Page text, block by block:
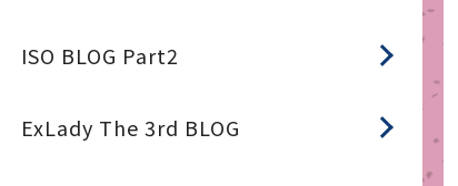
ISO BLOG Part2
ExLady The 3rd BLOG